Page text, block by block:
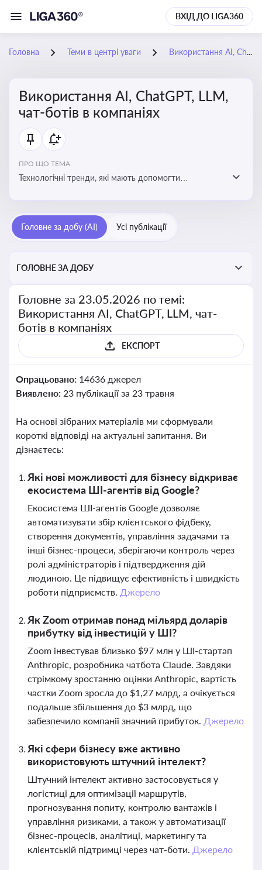
ВХІД ДО LIGA360
Головна Теми в центрі уваги Використання AI, ChatGPT, LLM, чат-ботів в компаніях
Використання AI, ChatGPT, LLM,
чат-ботів в компаніях
ПРО ЩО ТЕМА:
Технологічні тренди, які мають допомогти
ефективність і знизити витрати компаній
Головне за добу (AI) Усі публікації
ГОЛОВНЕ ЗА ДОБУ
Головне за 23.05.2026 по темі:
Використання AI, ChatGPT, LLM, чат-
ботів в компаніях
ЕКСПОРТ
Опрацьовано: 14636 джерел
Виявлено: 23 публікації за 23 травня
На основі зібраних матеріалів ми сформували
короткі відповіді на актуальні запитання. Ви
дізнаєтесь:
Які нові можливості для бізнесу відкриває
екосистема ШІ-агентів від Google?
Екосистема ШІ-агентів Google дозволяє
автоматизувати збір клієнтського фідбеку,
створення документів, управління задачами та
інші бізнес-процеси, зберігаючи контроль через
ролі адміністраторів і підтвердження дій
людиною. Це підвищує ефективність і швидкість
роботи підприємств. Джерело
Як Zoom отримав понад мільярд доларів
прибутку від інвестицій у ШІ?
Zoom інвестував близько $97 млн у ШІ-стартап
Anthropic, розробника чатбота Claude. Завдяки
стрімкому зростанню оцінки Anthropic, вартість
частки Zoom зросла до $1,27 млрд, а очікується
подальше збільшення до $3 млрд, що
забезпечило компанії значний прибуток. Джерело
Які сфери бізнесу вже активно
використовують штучний інтелект?
Штучний інтелект активно застосовується у
логістиці для оптимізації маршрутів,
прогнозування попиту, контролю вантажів і
управління ризиками, а також у автоматизації
бізнес-процесів, аналітиці, маркетингу та
клієнтській підтримці через чат-боти. Джерело